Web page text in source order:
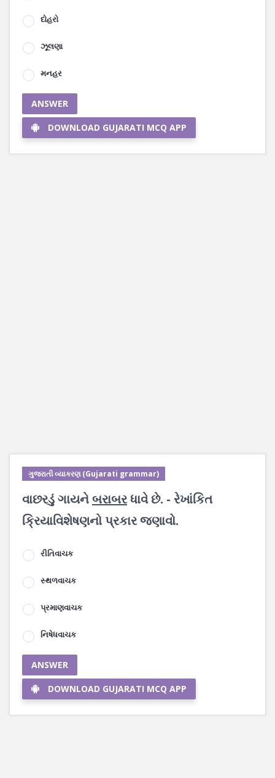
દોહરો
ઝૂલણા
મનહર
ANSWER
DOWNLOAD GUJARATI MCQ APP
ગુજરાતી વ્યાકરણ (Gujarati grammar)
વાછરડું ગાયનેબરાબરધાવે છે. - રેખાંકિત
ક્રિયાવિશેષણનો પ્રકાર જણાવો.
રીતિવાચક
સ્થળવાચક
પ્રમાણવાચક
નિષેધવાચક
ANSWER
DOWNLOAD GUJARATI MCQ APP